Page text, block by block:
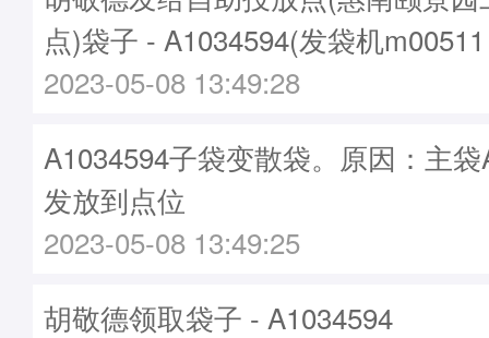
点)袋子 - A1034594(发袋机
2023-05-08 13:49:28
A1034594子袋变散袋。原因：主
发放到点位
2023-05-08 13:49:25
胡敬德领取袋子 - A1034594